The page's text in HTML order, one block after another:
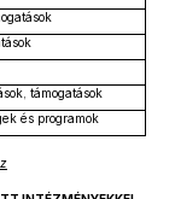
támogatások
és programok